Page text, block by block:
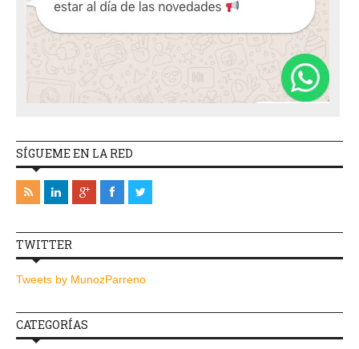
SÍGUEME EN LA RED
TWITTER
Tweets by MunozParreno
CATEGORÍAS